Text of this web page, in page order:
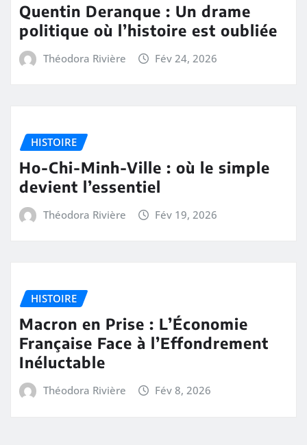
Quentin Deranque : Un drame
politique où l’histoire est oubliée
Théodora Rivière Fév 24, 2026
HISTOIRE
Ho-Chi-Minh-Ville : où le simple
devient l’essentiel
Théodora Rivière Fév 19, 2026
HISTOIRE
Macron en Prise : L’Économie
Française Face à l’Effondrement
Inéluctable
Théodora Rivière Fév 8, 2026